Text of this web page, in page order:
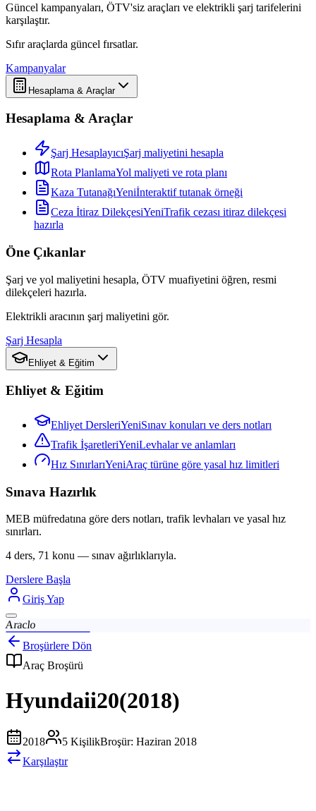
Güncel kampanyaları, ÖTV'siz araçları ve elektrikli şarj tarifelerini
karşılaştır.
Sıfır araçlarda güncel fırsatlar.
Kampanyalar
Hesaplama & Araçlar
Hesaplama & Araçlar
Şarj HesaplayıcıŞarj maliyetini hesapla
Rota PlanlamaYol maliyeti ve rota planı
Kaza TutanağıYeniİnteraktif tutanak örneği
Ceza İtiraz DilekçesiYeniTrafik cezası itiraz dilekçesi
hazırla
Öne Çıkanlar
Şarj ve yol maliyetini hesapla, ÖTV muafiyetini öğren, resmi
dilekçeleri hazırla.
Elektrikli aracının şarj maliyetini gör.
Şarj Hesapla
Ehliyet & Eğitim
Ehliyet & Eğitim
Ehliyet DersleriYeniSınav konuları ve ders notları
Trafik İşaretleriYeniLevhalar ve anlamları
Hız SınırlarıYeniAraç türüne göre yasal hız limitleri
Sınava Hazırlık
MEB müfredatına göre ders notları, trafik levhaları ve yasal hız
sınırları.
4 ders, 71 konu — sınav ağırlıklarıyla.
Derslere Başla
Giriş Yap
Araclo
Broşürlere Dön
Araç Broşürü
Hyundaii20(2018)
2018 5 KişilikBroşür: Haziran 2018
Karşılaştır